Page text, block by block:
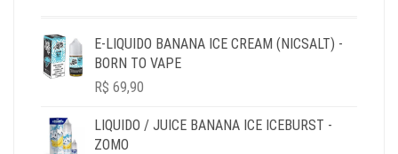
E-LIQUIDO BANANA ICE CREAM (NICSALT) -
BORN TO VAPE
R$ 69,90
LIQUIDO / JUICE BANANA ICE ICEBURST -
ZOMO